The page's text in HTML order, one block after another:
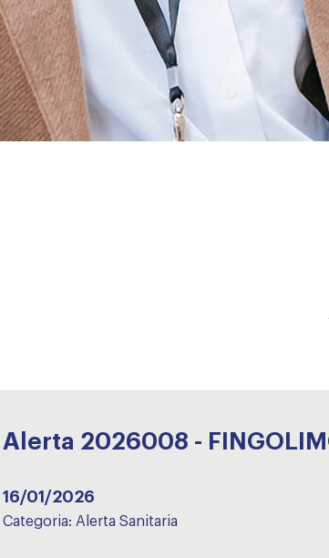
Alerta 2026008 -
16/01/2026
Categoria: Alerta Sanitaria